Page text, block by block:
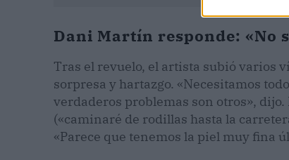
Dani Martín responde: «No
Tras el revuelo, el artista subió varios
sorpresa y hartazgo. «Necesitamos
verdaderos problemas son otros»,
(«caminaré de rodillas hasta la
«Parece que tenemos la piel muy fina